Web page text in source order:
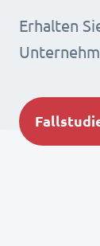
Erhalten